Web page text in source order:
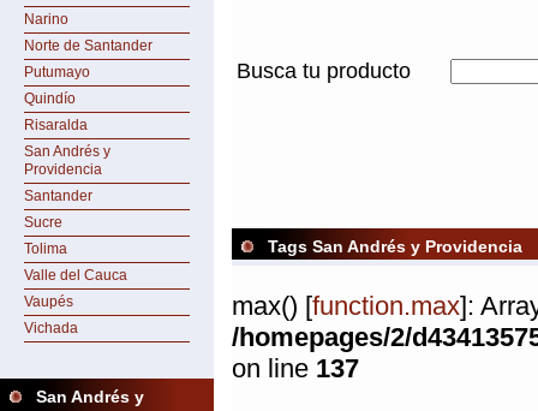
Narino
Norte de Santander
Putumayo
Quindío
Risaralda
San Andrés y
Providencia
Santander
Sucre
Tolima
Valle del Cauca
Vaupés
Vichada
San Andrés y
Busca tu producto
Tags San Andrés y Providencia
max() [function.max]:
/homepages/2/
on line 137